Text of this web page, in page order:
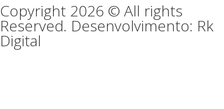
Copyright 2026 © All rights
Reserved. Desenvolvimento: Rk
Digital